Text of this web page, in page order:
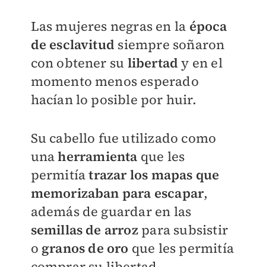
Las mujeres negras en la época
de esclavitud siempre soñaron
con obtener su libertad y en el
momento menos esperado
hacían lo posible por huir.
Su cabello fue utilizado como
unaherramienta que les
permitíatrazar los mapas que
memorizaban para escapar,
además de guardar en las
semillas de arroz para subsistir
o granos de oro que les permitía